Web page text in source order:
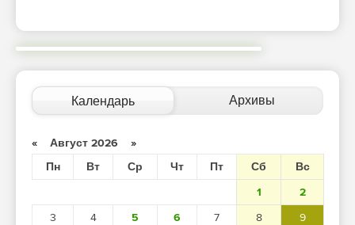
Календарь Архивы
« Август 2026 »
Пн
Вт Ср Чт Пт Сб
Вс
1
2
3
4 5 6 7 8
9